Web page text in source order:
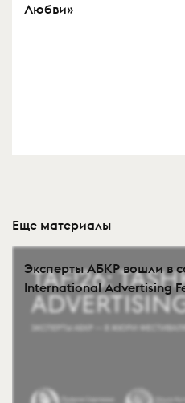
Любви»
Еще материалы
Эксперты АБКР вошли в
International Advertising